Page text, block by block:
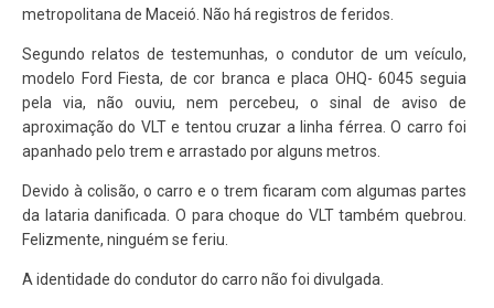
metropolitana de Maceió. Não há registros de feridos.
Segundo relatos de testemunhas, o condutor de um veículo,
modelo Ford Fiesta, de cor branca e placa OHQ- 6045 seguia
pela via, não ouviu, nem percebeu, o sinal de aviso de
aproximação do VLT e tentou cruzar a linha férrea. O carro foi
apanhado pelo trem e arrastado por alguns metros.
Devido à colisão, o carro e o trem ficaram com algumas partes
da lataria danificada. O para choque do VLT também quebrou.
Felizmente, ninguém se feriu.
A identidade do condutor do carro não foi divulgada.